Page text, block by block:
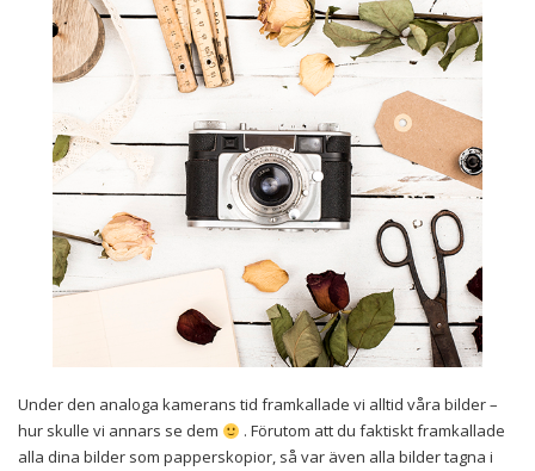
Under den analoga kamerans tid framkallade vi alltid våra bilder –
hur skulle vi annars se dem
. Förutom att du faktiskt framkallade
alla dina bilder som papperskopior, så var även alla bilder tagna i